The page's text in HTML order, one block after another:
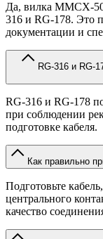
Да, вилка MMCX-
316 и RG-178. Это
документации и
RG-316 и RG-178
при соблюдении
подготовке кабеля.
Как правильно
Подготовьте
центрального
качество